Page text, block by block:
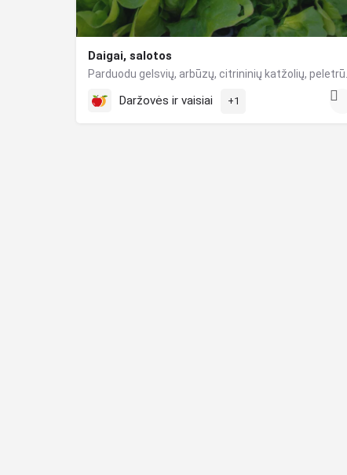
Daigai, salotos
Daržovės ir vaisiai +1